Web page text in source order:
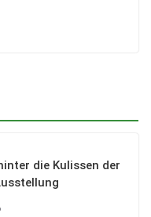
die Kulissen der